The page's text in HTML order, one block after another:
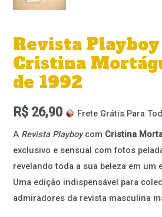
Revista Playboy
Cristina
de 1992
R$ 26,90
Frete Grátis Para
A Revista Playboycom Cristina
exclusivo e sensual com fotos
revelando toda a sua beleza em um
Uma edição indispensável para
admiradores da revista masculina